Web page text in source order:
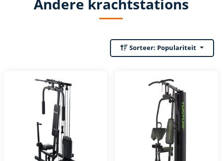
Andere krachtstations
Sorteer: Populariteit